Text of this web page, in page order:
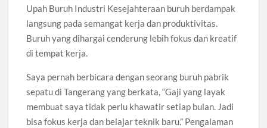
Upah Buruh Industri Kesejahteraan buruh berdampak
langsung pada semangat kerja dan produktivitas.
Buruh yang dihargai cenderung lebih fokus dan kreatif
di tempat kerja.
Saya pernah berbicara dengan seorang buruh pabrik
sepatu di Tangerang yang berkata, “Gaji yang layak
membuat saya tidak perlu khawatir setiap bulan. Jadi
bisa fokus kerja dan belajar teknik baru.” Pengalaman